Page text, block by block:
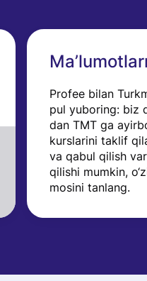
Profee bilan
pul yuboring: biz
dan TMT ga
kurslarini taklif
va qabul qilish
qilishi mumkin,
mosini tanlang.